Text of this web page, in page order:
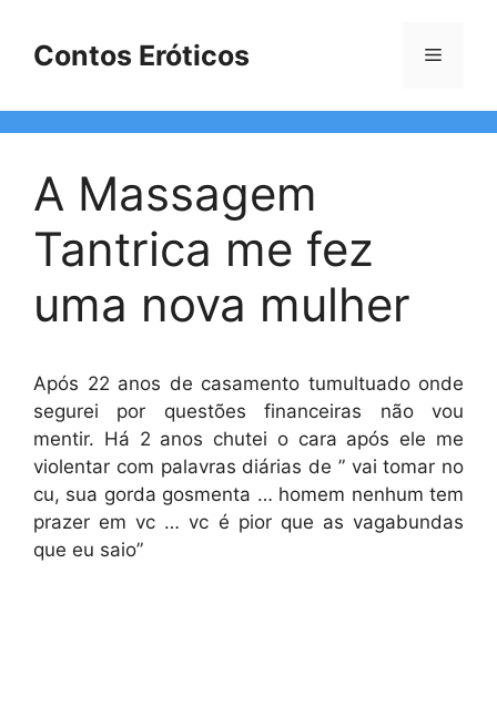
Contos Eróticos Menu
A Massagem
Tantrica me fez
uma nova mulher
Após 22 anos de casamento tumultuado onde
segurei por questões financeiras não vou
mentir. Há 2 anos chutei o cara após ele me
violentar com palavras diárias de ” vai tomar no
cu, sua gorda gosmenta … homem nenhum tem
prazer em vc … vc é pior que as vagabundas
que eu saio”